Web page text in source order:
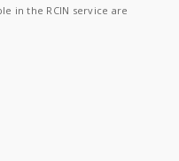
in the RCIN service are